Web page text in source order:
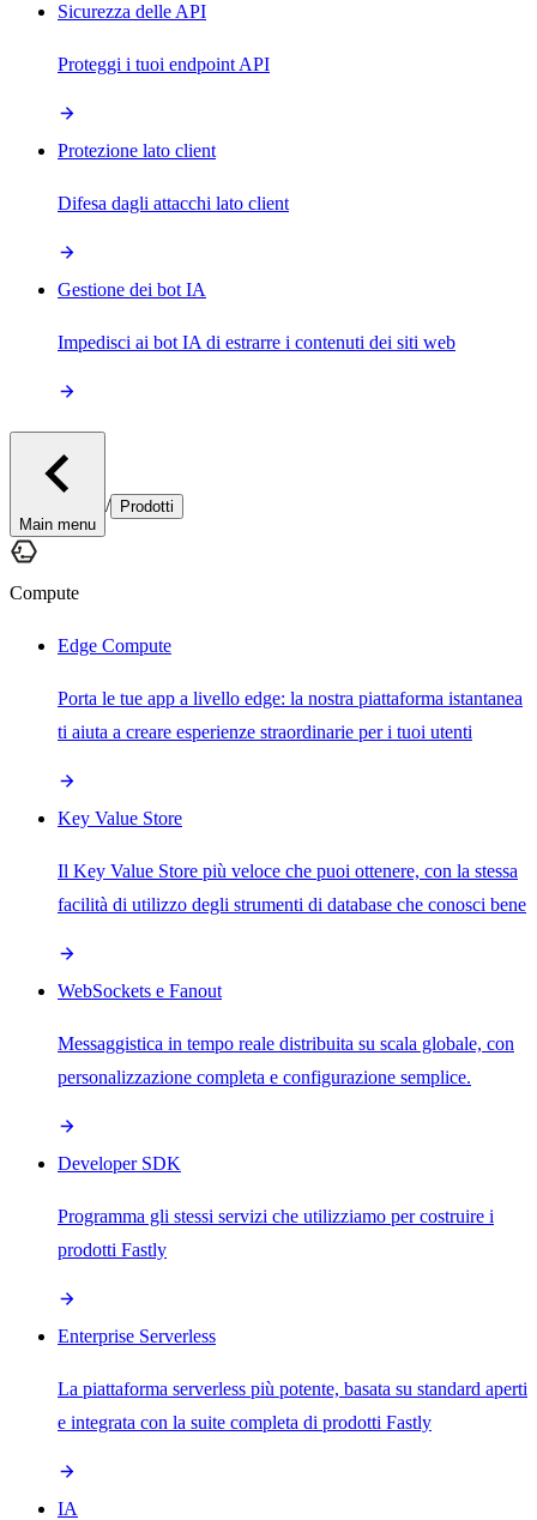
Sicurezza delle API
Proteggi i tuoi endpoint API
Protezione lato client
Difesa dagli attacchi lato client
Gestione dei bot IA
Impedisci ai bot IA di estrarre i contenuti dei siti web
Main menu
/ Prodotti
Compute
Edge Compute
Porta le tue app a livello edge: la nostra piattaforma istantanea
ti aiuta a creare esperienze straordinarie per i tuoi utenti
Key Value Store
Il Key Value Store più veloce che puoi ottenere, con la stessa
facilità di utilizzo degli strumenti di database che conosci bene
WebSockets e Fanout
Messaggistica in tempo reale distribuita su scala globale, con
personalizzazione completa e configurazione semplice.
Developer SDK
Programma gli stessi servizi che utilizziamo per costruire i
prodotti Fastly
Enterprise Serverless
La piattaforma serverless più potente, basata su standard aperti
e integrata con la suite completa di prodotti Fastly
IA